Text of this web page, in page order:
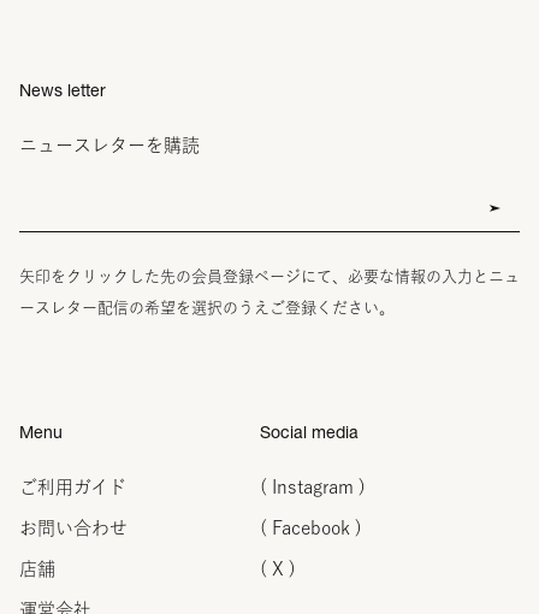
News letter
ニュースレターを購読
矢印をクリックした先の会員登録ページにて、必要な情報の入力とニュ
ースレター配信の希望を選択のうえご登録ください。
Menu
ご利用ガイド
お問い合わせ
店舗
運営会社
Social media
( Instagram )
( Facebook )
( X )